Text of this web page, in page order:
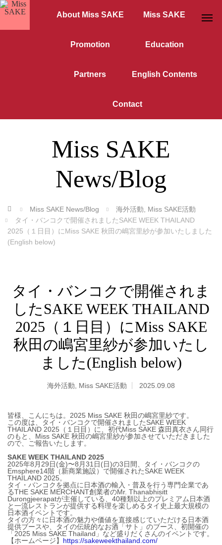
About Miss SAKE Miss SAKE
Promotion Education
Partners English Contents
Contact
Miss SAKE
News/Blog
ホーム Miss SAKE News/Blog 海外活動
Miss SAKE活動
タイ・バンコクで開催されましたSAKE WEEK THAILAND
2025（１日目）にMiss SAKE 秋田の嶋宮里紗が参加いたしました
(English below)
タイ・バンコクで開催されま
したSAKE WEEK THAILAND
2025（１日目）にMiss SAKE
秋田の嶋宮里紗が参加いたし
ました(English below)
海外活動 Miss SAKE活動 2025.09.08
皆様、こんにちは。2025 Miss SAKE 秋田の嶋宮里紗です。
この度は、タイ・バンコクで開催されましたSAKE WEEK
THAILAND 2025（１日目）に
、初代Miss SAKE 森田真衣さん同行
のもと、 Miss SAKE 秋田の嶋宮里紗が参加させていただきました
ので、ご報告いたします。
SAKE WEEK THAILAND 2025
2025年8月29日(金)〜8月31日(日)の3日間、タイ・バンコクの
Emsphere14階（新商業施設）で開催されたSAKE WEEK
THAILAND 2025。
タイ・バンコクを拠点に日本酒の輸入・普及を行う専門企業であ
るTHE SAKE MERCHANT創業者のMr. Thanabhisitt
Durongjeerapatが主催している
40種類以上のプレミアム日本酒
と一流レストランが提供する料理を楽しめるタイ史上最大規模の
日本酒イベントです。
タイの方々に日本酒の魅力や価値を直接感じていただける日本酒
提供ブースや、タイの伝統的なお酒「サト」のブース、初開催の
「2025 Miss SAKE Thailand」など盛りだくさんのイベントです。
【ホームページ】 https://sakeweekthailand.com/